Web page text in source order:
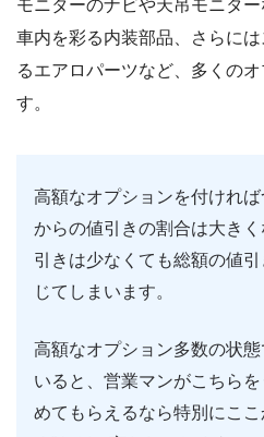
モニターのナビや天吊モニタ
車内を彩る内装部品、さらに
るエアロパーツなど、多くの
す。
高額なオプションを付けれ
からの値引きの割合は大き
引きは少なくても総額の値
じてしまいます。
高額なオプション多数の状
いると、営業マンがこちら
めてもらえるなら特別にこ